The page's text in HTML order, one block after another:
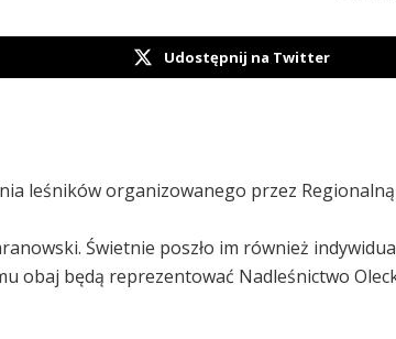
Udostępnij na Twitter
leśników organizowanego przez
Świetnie poszło im również
obaj będą reprezentować Nadleśnictwo